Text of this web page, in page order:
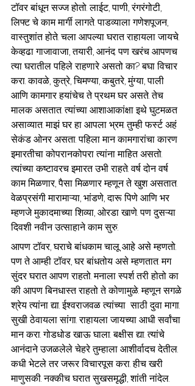
टॉवर बांधून सज्ज होतो. लाईट, पाणी, रंगरंगोटी,
लिफ्ट चे काम मार्गी लागते. पाडव्याला गणेशपूजन,
वास्तुशांत होते. चला आपल्या घरात राहायला जायचे.
केव्हढा गाजावाजा, तयारी, आनंद. पण खरंच आपणच
त्या घरातील पहिले राहणारे असतो का? बघा विचार
करा. कावळे, कुत्रे, चिमण्या, कबुतरे, मुंग्या, पाली
आणि कामगार हयांचेच ते प्रथम घर असते. तेच
मालक असतात. त्यांच्या आशाआकांक्षा इथे घुटमळत
असाव्यात. माझं घर हा आपला भ्रम. तुम्ही फर्स्ट अहं
सेकंड ओनर असता. पहिला मान कामगारांचा कारण
इमारतीचा कोपरानकोपरा त्यांना माहित असतो.
त्यांच्या कष्टावरच इमारत उभी राहते. वर्ष दोन वर्ष
काम मिळणार, पैसा मिळणार म्हणून ते खुश असतात.
वेळप्रसंगी मारामाऱ्या, भांडणे, दारू पिणे आणि भर
म्हणजे मुकादमाच्या शिव्या, ओरडा खाणे. पण दुसऱ्या
दिवशी नवीन उत्साहाने काम सुरु.
आपण टॉवर, घराचे बांधकाम चालू आहे असे म्हणतो.
पण ते आम्ही टॉवर, घर बांधतोय असे म्हणतात. मग
सुंदर घरात आपण राहतो. मनाला स्पर्श तरी होतो का
की आपण बिनधास्त राहतो ते कोणामुळे. म्हणून सगळे
श्रेय त्यांना द्या. ईश्वराजवळ त्यांच्या  साठी दुवा मागा.
सुखी ठेवायला सांगा. राहायला जायच्या आधी सर्वांचा
मान करा. गोडधोड खाऊ घाला. बक्षीस द्या. त्यांचे
आनंदाने उजळलेले चेहरे तुम्हाला आशीर्वादच देतील.
कधी भेटले तर जरूर विचारपूस करा. हीच खरी
माणुसकी. नक्कीच घरात सुखसमृद्धी, शांती नांदेल.